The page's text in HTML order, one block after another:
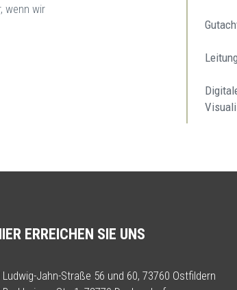
wenn wir
ERREICHEN SIE UNS
Ludwig-Jahn-Straße 56 und 60, 73760 Ostfildern